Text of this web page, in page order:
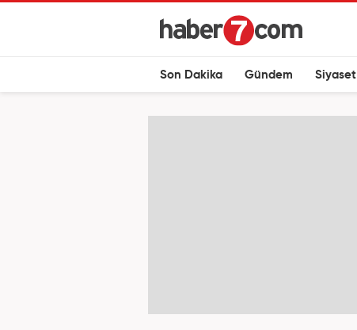
Son Dakika Gündem Siyaset